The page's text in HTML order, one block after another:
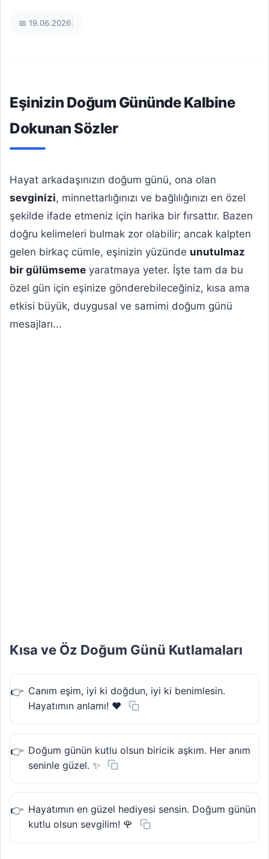
📅 19.06.2026
Eşinizin Doğum Gününde Kalbine
Dokunan Sözler
Hayat arkadaşınızın doğum günü, ona olan
sevginizi, minnettarlığınızı ve bağlılığınızı en özel
şekilde ifade etmeniz için harika bir fırsattır. Bazen
doğru kelimeleri bulmak zor olabilir; ancak kalpten
gelen birkaç cümle, eşinizin yüzünde unutulmaz
bir gülümseme yaratmaya yeter. İşte tam da bu
özel gün için eşinize gönderebileceğiniz, kısa ama
etkisi büyük, duygusal ve samimi doğum günü
mesajları...
Kısa ve Öz Doğum Günü Kutlamaları
Canım eşim, iyi ki doğdun, iyi ki benimlesin.
Hayatımın anlamı! ❤️
Doğum günün kutlu olsun biricik aşkım. Her anım
seninle güzel. ✨
Hayatımın en güzel hediyesi sensin. Doğum günün
kutlu olsun sevgilim! 🌹